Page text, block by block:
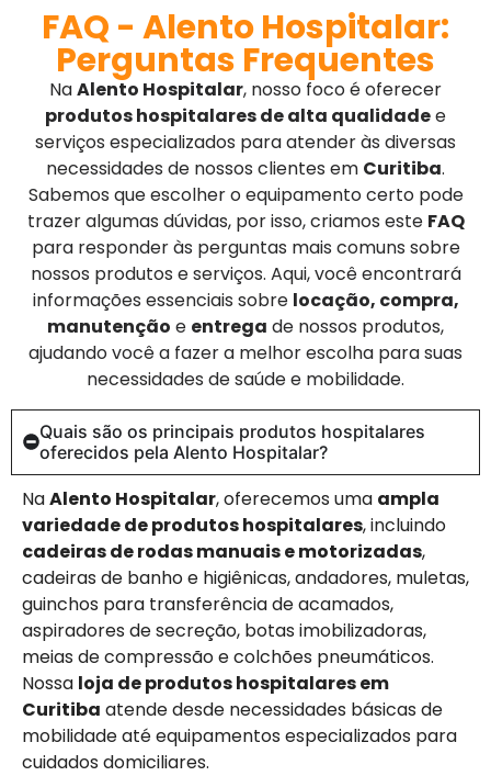
FAQ - Alento Hospitalar:
Perguntas Frequentes
NaAlento Hospitalar, nosso foco é oferecer
produtos hospitalares de alta qualidadee
serviços especializados para atender às diversas
necessidades de nossos clientes em Curitiba.
Sabemos que escolher o equipamento certo pode
trazer algumas dúvidas, por isso, criamos este FAQ
para responder às perguntas mais comuns sobre
nossos produtos e serviços. Aqui, você encontrará
informações essenciais sobre locação, compra,
manutenção e entrega de nossos produtos,
ajudando você a fazer a melhor escolha para suas
necessidades de saúde e mobilidade.
Quais são os principais produtos hospitalares
oferecidos pela Alento Hospitalar?
NaAlento Hospitalar, oferecemos uma ampla
variedade de produtos hospitalares, incluindo
cadeiras de rodas manuais e motorizadas,
cadeiras de banho e higiênicas, andadores, muletas,
guinchos para transferência de acamados,
aspiradores de secreção, botas imobilizadoras,
meias de compressão e colchões pneumáticos.
Nossa loja de produtos hospitalares em
Curitiba atende desde necessidades básicas de
mobilidade até equipamentos especializados para
cuidados domiciliares.